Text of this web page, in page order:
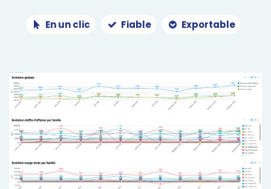
En un clic Fiable Exportable